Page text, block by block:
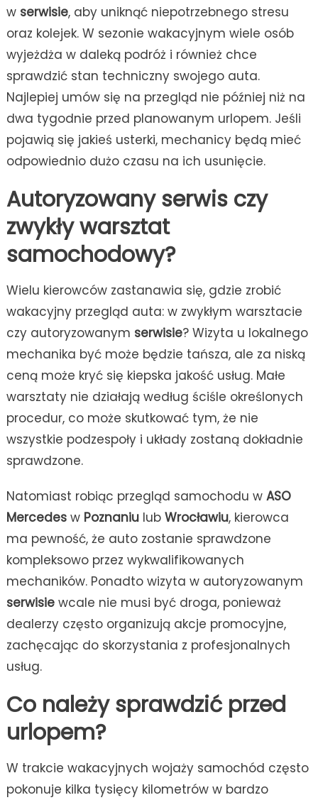
w serwisie, aby uniknąć niepotrzebnego stresu
oraz kolejek. W sezonie wakacyjnym wiele osób
wyjeżdża w daleką podróż i również chce
sprawdzić stan techniczny swojego auta.
Najlepiej umów się na przegląd nie później niż na
dwa tygodnie przed planowanym urlopem. Jeśli
pojawią się jakieś usterki, mechanicy będą mieć
odpowiednio dużo czasu na ich usunięcie.
Autoryzowany serwis czy
zwykły warsztat
samochodowy?
Wielu kierowców zastanawia się, gdzie zrobić
wakacyjny przegląd auta: w zwykłym warsztacie
czy autoryzowanym serwisie? Wizyta u lokalnego
mechanika być może będzie tańsza, ale za niską
ceną może kryć się kiepska jakość usług. Małe
warsztaty nie działają według ściśle określonych
procedur, co może skutkować tym, że nie
wszystkie podzespoły i układy zostaną dokładnie
sprawdzone.
Natomiast robiąc przegląd samochodu w ASO
Mercedes w Poznaniu lub Wrocławiu, kierowca
ma pewność, że auto zostanie sprawdzone
kompleksowo przez wykwalifikowanych
mechaników. Ponadto wizyta w autoryzowanym
serwisie wcale nie musi być droga, ponieważ
dealerzy często organizują akcje promocyjne,
zachęcając do skorzystania z profesjonalnych
usług.
Co należy sprawdzić przed
urlopem?
W trakcie wakacyjnych wojaży samochód często
pokonuje kilka tysięcy kilometrów w bardzo